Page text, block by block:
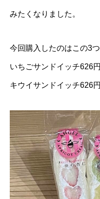
みたくなりました。
今回購入したのはこの3つ
いちごサンドイッチ626円
キウイサンドイッチ626円